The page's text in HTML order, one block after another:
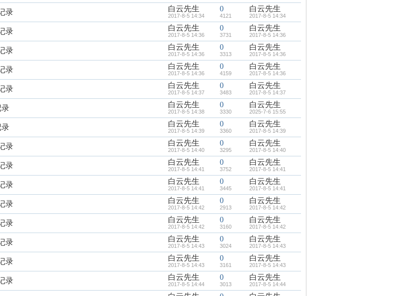
录 白云先生
2017-8-5 14:34
0
4121
白云先生
2017-8-5 14:34
录 白云先生
2017-8-5 14:36
0
3731
白云先生
2017-8-5 14:36
录 白云先生
2017-8-5 14:36
0
3313
白云先生
2017-8-5 14:36
录 白云先生
2017-8-5 14:36
0
4159
白云先生
2017-8-5 14:36
录 白云先生
2017-8-5 14:37
0
3483
白云先生
2017-8-5 14:37
录 白云先生
2017-8-5 14:38
0
3330
白云先生
2025-7-6 15:55
录 白云先生
2017-8-5 14:39
0
3360
白云先生
2017-8-5 14:39
录 白云先生
2017-8-5 14:40
0
3295
白云先生
2017-8-5 14:40
录 白云先生
2017-8-5 14:41
0
3752
白云先生
2017-8-5 14:41
录 白云先生
2017-8-5 14:41
0
3445
白云先生
2017-8-5 14:41
录 白云先生
2017-8-5 14:42
0
2913
白云先生
2017-8-5 14:42
录 白云先生
2017-8-5 14:42
0
3160
白云先生
2017-8-5 14:42
录 白云先生
2017-8-5 14:43
0
3024
白云先生
2017-8-5 14:43
录 白云先生
2017-8-5 14:43
0
3161
白云先生
2017-8-5 14:43
录 白云先生
2017-8-5 14:44
0
3013
白云先生
2017-8-5 14:44